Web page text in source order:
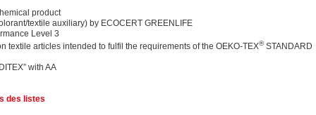
product
textile auxiliary) by ECOCERT GREENLIFE
Level 3
textile articles intended to fulfil the requirements of the OEKO-TEX®STANDARD
with AA
des listes